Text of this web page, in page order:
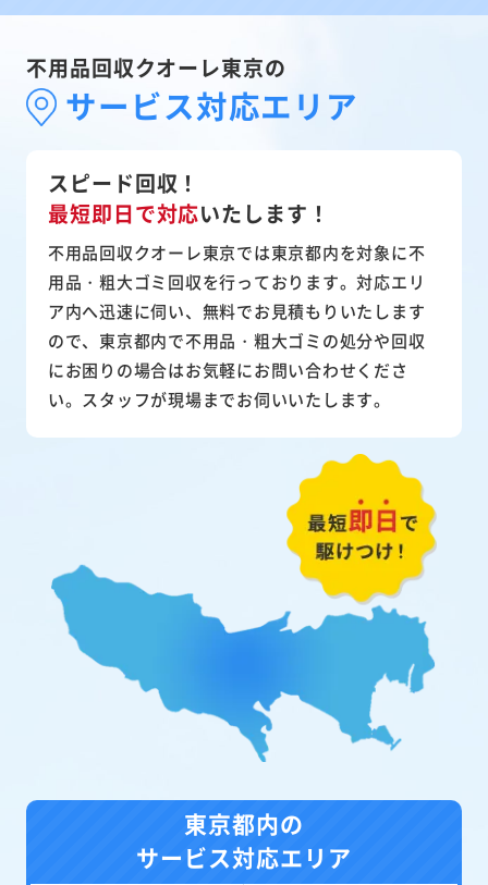
不用品回収クオーレ東京の
サービス対応エリア
スピード回収！
最短即日で対応いたします！
不用品回収クオーレ東京では東京都内を対象に不
用品・粗大ゴミ回収を行っております。対応エリ
ア内へ迅速に伺い、無料でお見積もりいたします
ので、東京都内で不用品・粗大ゴミの処分や回収
にお困りの場合はお気軽にお問い合わせくださ
い。スタッフが現場までお伺いいたします。
東京都内の
サービス対応エリア